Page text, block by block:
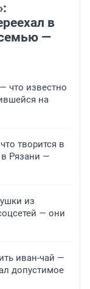
в
семью —
что известно
на
творится в
Рязани —
из
— они
иван-чай —
допустимое